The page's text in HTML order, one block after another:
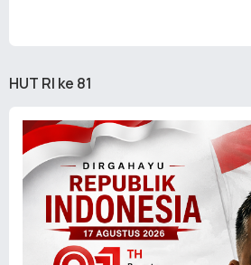
HUT RI ke 81